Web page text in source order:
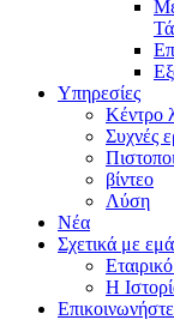
Υπηρεσίες
Κέντρο
Συχνές
βίντεο
Λύση
Νέα
Σχετικά με
Η